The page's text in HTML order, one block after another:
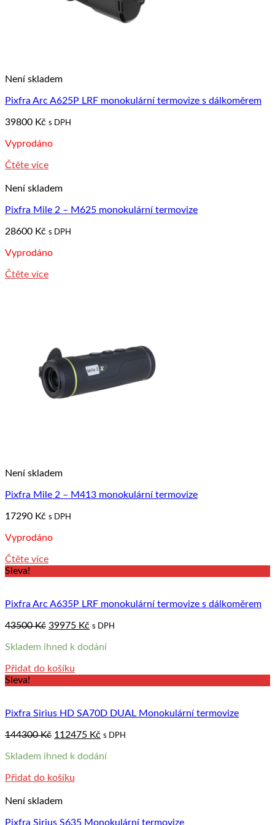
Není skladem
Pixfra Arc A625P LRF monokulární termovize s dálkoměrem
39800 Kč s DPH
Vyprodáno
Čtěte více
Není skladem
Pixfra Mile 2 – M625 monokulární termovize
28600 Kč s DPH
Vyprodáno
Čtěte více
Není skladem
Pixfra Mile 2 – M413 monokulární termovize
17290 Kč s DPH
Vyprodáno
Čtěte více
Sleva!
Pixfra Arc A635P LRF monokulární termovize s dálkoměrem
43500Kč Original
was:
39975 Kč Current
is:
s DPH
Skladem ihned k dodání
Přidat do košíku
Sleva!
Pixfra Sirius HD SA70D DUAL Monokulární termovize
144300Kč Original
was:
112475 Kč Current
is:
s DPH
Skladem ihned k dodání
Přidat do košíku
Není skladem
Pixfra Sirius S635 Monokulární termovize